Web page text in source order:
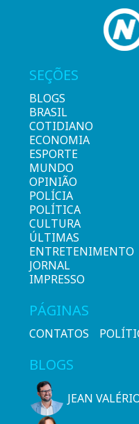
SEÇÕES
BLOGS
BRASIL
COTIDIANO
ECONOMIA
ESPORTE
MUNDO
OPINIÃO
POLÍCIA
POLÍTICA
CULTURA
ÚLTIMAS
ENTRETENIMENTO
JORNAL
IMPRESSO
PÁGINAS
CONTATOS
BLOGS
JEAN